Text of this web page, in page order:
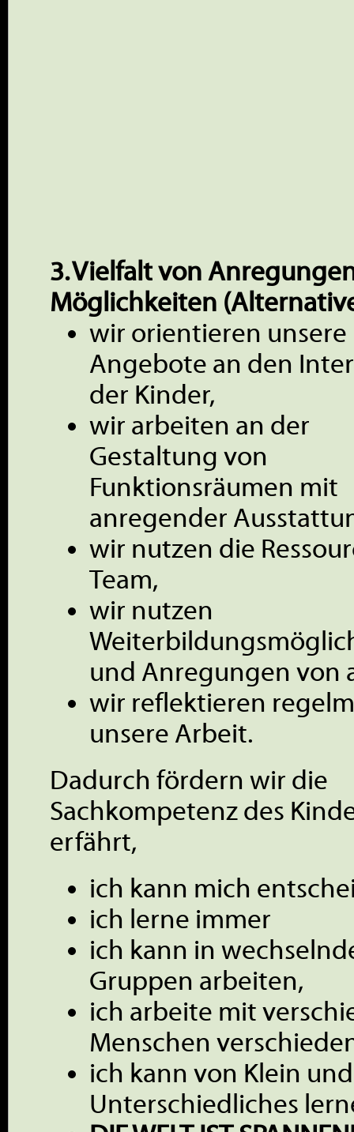
3. Vielfalt von
Möglichkeiten
wir orientieren unsere
Angebote an den
der Kinder,
wir arbeiten an der
Gestaltung von
Funktionsräumen mit
anregender
wir nutzen die
Team,
wir nutzen
und Anregungen von
wir reflektieren
unsere Arbeit.
Dadurch fördern wir die
Sachkompetenz des
erfährt,
ich kann mich
ich lerne immer
ich kann in
Gruppen arbeiten,
ich arbeite mit
Menschen
ich kann von Klein
Unterschiedliches